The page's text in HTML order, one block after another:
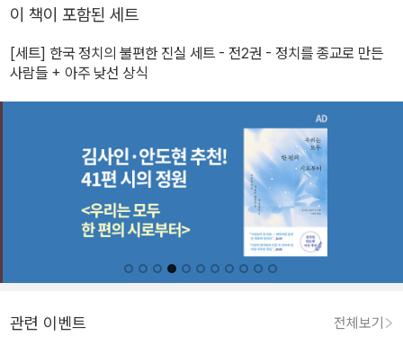
이 책이 포함된 세트
[세트] 한국 정치의 불편한 진실 세트 - 전2권 - 정치를 종교로 만든
사람들 + 아주 낮선 상식
관련 이벤트 전체보기